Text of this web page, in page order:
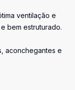
ventilação e
bem estruturado.
aconchegantes e